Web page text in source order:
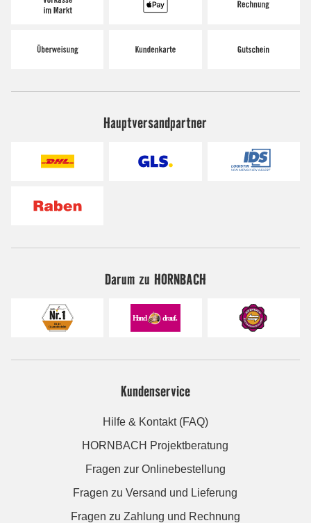
Hauptversandpartner
Darum zu HORNBACH
Kundenservice
Hilfe & Kontakt (FAQ)
HORNBACH Projektberatung
Fragen zur Onlinebestellung
Fragen zu Versand und Lieferung
Fragen zu Zahlung und Rechnung